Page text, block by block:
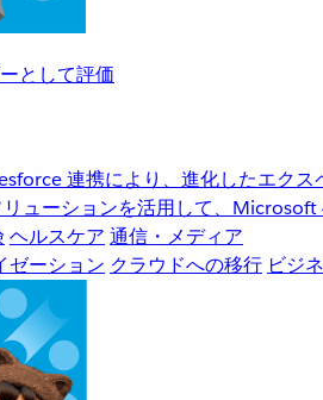
として評価
連携により、進化したエク
ューションを活用して、Microsoft
ヘルスケア 通信・メディア
ゼーション クラウドへの移行 ビジ